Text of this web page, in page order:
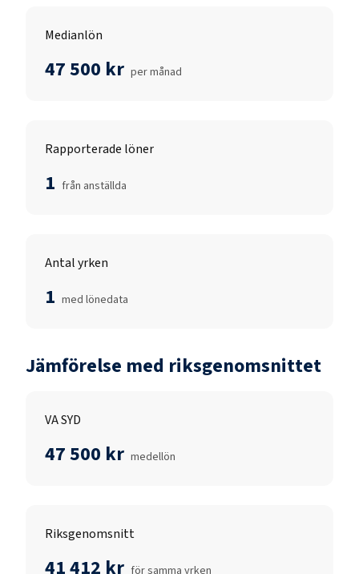
Medianlön
47 500 kr per månad
Rapporterade löner
1 från anställda
Antal yrken
1 med lönedata
Jämförelse med riksgenomsnittet
VA SYD
47 500 kr medellön
Riksgenomsnitt
41 412 kr för samma yrken